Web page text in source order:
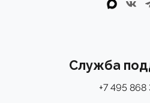
Служба
+7 495 868